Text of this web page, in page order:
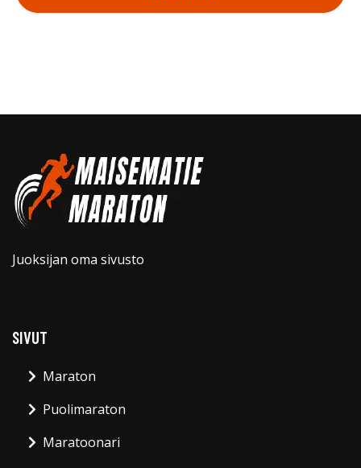
Juoksijan oma sivusto
SIVUT
Maraton
Puolimaraton
Maratoonari